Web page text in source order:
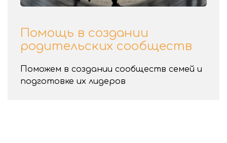
Помощь в создании
родительских сообществ
Поможем в создании сообществ семей и
подготовке их лидеров